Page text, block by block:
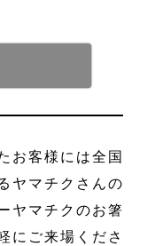
お客様には全国
ヤマチクさんの
ヤマチクのお箸
にご来場くださ